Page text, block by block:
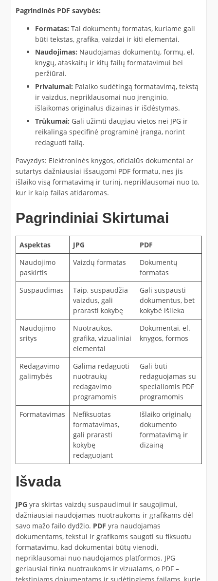
Pagrindinės PDF savybės:
Formatas: Tai dokumentų formatas, kuriame gali
būti tekstas, grafika, vaizdai ir kiti elementai.
Naudojimas: Naudojamas dokumentų, formų, el.
knygų, ataskaitų ir kitų failų formatavimui bei
peržiūrai.
Privalumai: Palaiko sudėtingą formatavimą, tekstą
ir vaizdus, nepriklausomai nuo įrenginio,
išlaikomas originalus dizainas ir išdėstymas.
Trūkumai: Gali užimti daugiau vietos nei JPG ir
reikalinga specifinė programinė įranga, norint
redaguoti failą.
Pavyzdys: Elektroninės knygos, oficialūs dokumentai ar
sutartys dažniausiai išsaugomi PDF formatu, nes jis
išlaiko visą formatavimą ir turinį, nepriklausomai nuo to,
kur ir kaip failas atidaromas.
Pagrindiniai Skirtumai
Aspektas JPG
PDF
Naudojimo
paskirtis
Vaizdų formatas
Dokumentų
formatas
Suspaudimas
Taip, suspaudžia
vaizdus, gali
prarasti kokybę
Gali suspausti
dokumentus, bet
kokybė išlieka
Naudojimo
sritys
Nuotraukos,
grafika, vizualiniai
elementai
Dokumentai, el.
knygos, formos
Redagavimo
galimybės
Galima redaguoti
nuotraukų
redagavimo
programomis
Gali būti
redaguojamas su
specialiomis PDF
programomis
Formatavimas
Nefiksuotas
formatavimas,
gali prarasti
kokybę
redaguojant
Išlaiko originalų
dokumento
formatavimą ir
dizainą
Išvada
JPG yra skirtas vaizdų suspaudimui ir saugojimui,
dažniausiai naudojamas nuotraukoms ir grafikams dėl
savo mažo failo dydžio. PDF yra naudojamas
dokumentams, tekstui ir grafikoms saugoti su fiksuotu
formatavimu, kad dokumentai būtų vienodi,
nepriklausomai nuo naudojamos platformos. JPG
geriausiai tinka nuotraukoms ir vizualams, o PDF –